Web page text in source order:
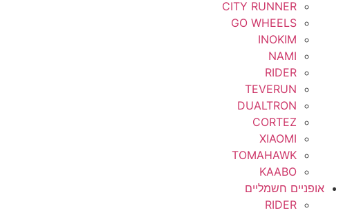
CITY RUNNER
GO WHEELS
INOKIM
NAMI
RIDER
TEVERUN
DUALTRON
CORTEZ
XIAOMI
TOMAHAWK
KAABO
אופניים חשמליים
RIDER